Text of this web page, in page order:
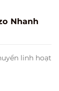
Nhanh
linh hoạt